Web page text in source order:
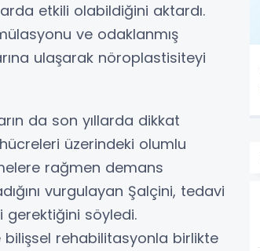
etkili olabildiğini aktardı.
ve odaklanmış
ulaşarak nöroplastisiteyi
da son yıllarda dikkat
üzerindeki olumlu
rağmen demans
vurgulayan Şalçini, tedavi
gerektiğini söyledi.
rehabilitasyonla birlikte